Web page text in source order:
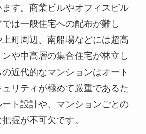
す。商業ビルやオフィスビル
は一般住宅への配布が難し
町周辺、南船場などには超高
や中高層の集合住宅が林立し
近代的なマンションはオート
リティが極めて厳重であるた
ト設計や、マンションごとの
握が不可欠です。